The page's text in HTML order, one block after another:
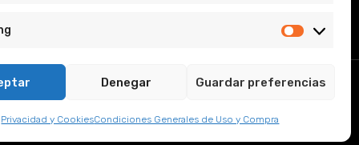
Denegar Guardar preferencias
Privacidad y CookiesCondiciones Generales de Uso y Compra